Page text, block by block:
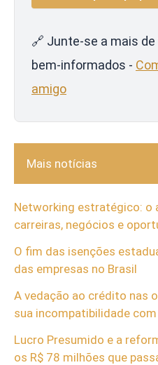
🔗 Junte-se a mais
bem-informados -
amigo
Mais notícias
Networking estratégico: o
carreiras, negócios e
O fim das isenções
das empresas no Brasil
A vedação ao crédito nas
sua incompatibilidade
Lucro Presumido e a
os R$ 78 milhões que